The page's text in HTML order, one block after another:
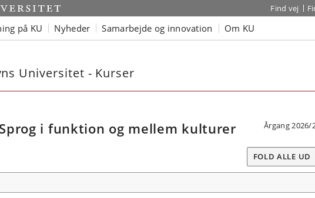
Find vej
på KU Nyheder Samarbejde og innovation Om KU
Universitet - Kurser
Sprog i funktion og mellem kulturer Årgang 2026/
FOLD ALLE UD